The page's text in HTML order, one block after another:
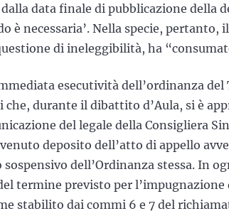
data finale di pubblicazione della
è necessaria’. Nella specie, pertanto,
di ineleggibilità, ha
esecutività dell’ordinanza del
durante il dibattito d’Aula, si è
del legale della Consigliera
deposito dell’atto di appello
dell’Ordinanza stessa. In
termine previsto per
stabilito dai commi 6 e 7 del